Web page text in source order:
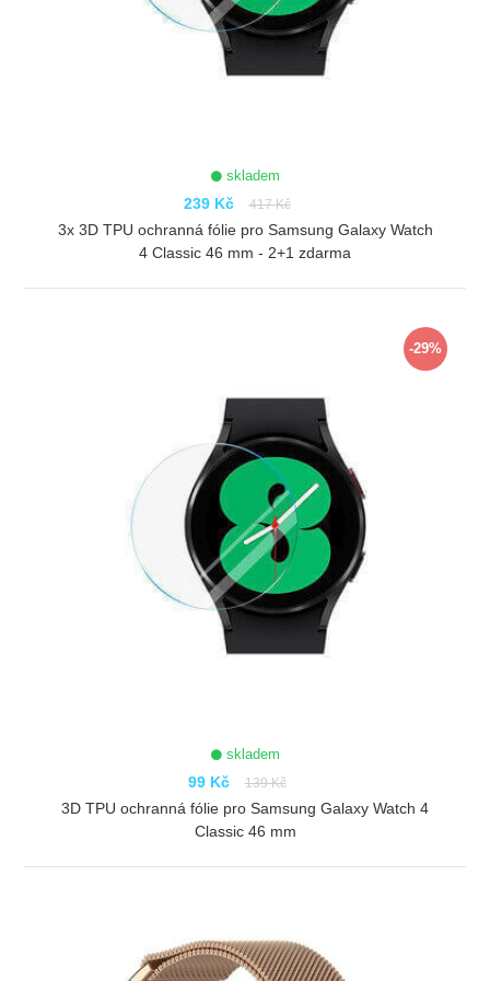
skladem
239 Kč 417 Kč
3x 3D TPU ochranná fólie pro Samsung Galaxy Watch
4 Classic 46 mm - 2+1 zdarma
-29%
skladem
99 Kč 139 Kč
3D TPU ochranná fólie pro Samsung Galaxy Watch 4
Classic 46 mm